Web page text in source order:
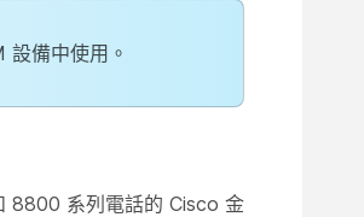
備中使用。
系列電話的 Cisco 金